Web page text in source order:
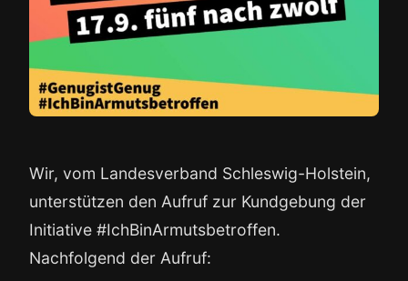
Wir, vom Landesverband Schleswig-Holstein,
unterstützen den Aufruf zur Kundgebung der
Initiative #IchBinArmutsbetroffen.
Nachfolgend der Aufruf: